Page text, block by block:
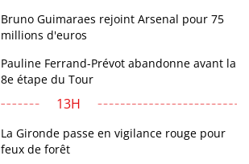
Bruno Guimaraes rejoint Arsenal pour 75
millions d'euros
Pauline Ferrand-Prévot abandonne avant la
8e étape du Tour
13H
La Gironde passe en vigilance rouge pour
feux de forêt